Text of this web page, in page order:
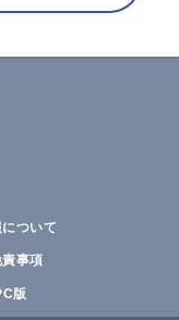
ついて
責事項
版